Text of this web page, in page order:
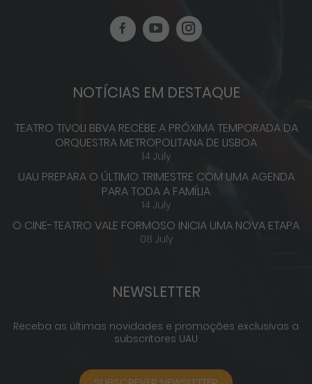
NOTÍCIAS EM DESTAQUE
TEATRO TIVOLI BBVA RECEBE A PRÓXIMA TEMPORADA DA
ORQUESTRA METROPOLITANA DE LISBOA
14 July
UAU PREPARA O ÚLTIMO TRIMESTRE COM UMA AGENDA
PARA TODA A FAMÍLIA
14 July
O CINE-TEATRO VALE FORMOSO INICIA UMA NOVA ETAPA
08 July
NEWSLETTER
Receba as últimas novidades e promoções exclusivas a
subscritores UAU